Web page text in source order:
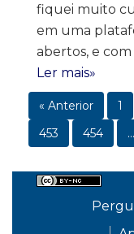
fiquei muito
em uma
abertos, e com
Ler mais»
« Anterior 1
453
454 …